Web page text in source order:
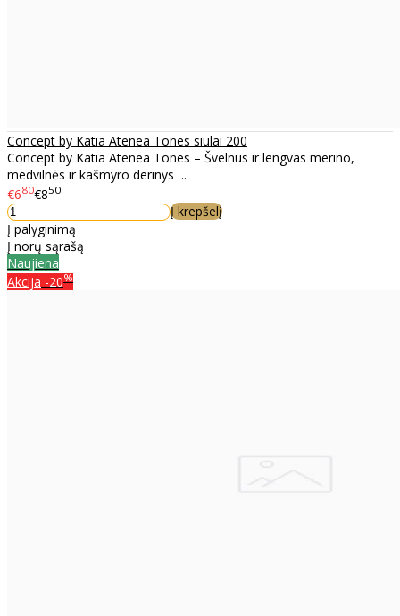
Concept by Katia Atenea Tones siūlai 200
Concept by Katia Atenea Tones – Švelnus ir lengvas merino,
medvilnės ir kašmyro derinys ..
€680€850
Į krepšelį
Į palyginimą
Į norų sąrašą
Naujiena
Akcija -20%